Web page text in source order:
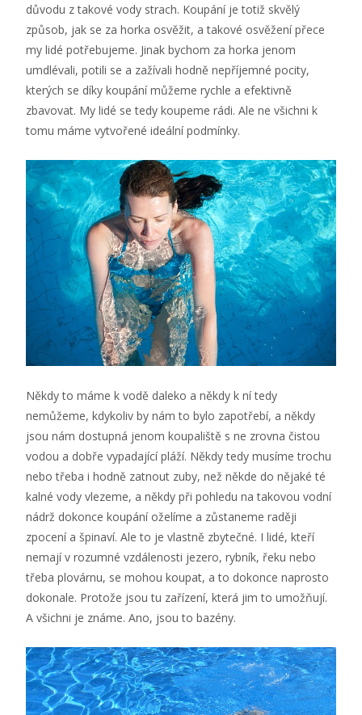
důvodu z takové vody strach. Koupání je totiž skvělý
způsob, jak se za horka osvěžit, a takové osvěžení přece
my lidé potřebujeme. Jinak bychom za horka jenom
umdlévali, potili se a zažívali hodně nepříjemné pocity,
kterých se díky koupání můžeme rychle a efektivně
zbavovat. My lidé se tedy koupeme rádi. Ale ne všichni k
tomu máme vytvořené ideální podmínky.
Někdy to máme k vodě daleko a někdy k ní tedy
nemůžeme, kdykoliv by nám to bylo zapotřebí, a někdy
jsou nám dostupná jenom koupaliště s ne zrovna čistou
vodou a dobře vypadající pláží. Někdy tedy musíme trochu
nebo třeba i hodně zatnout zuby, než někde do nějaké té
kalné vody vlezeme, a někdy při pohledu na takovou vodní
nádrž dokonce koupání oželíme a zůstaneme raději
zpocení a špinaví. Ale to je vlastně zbytečné. I lidé, kteří
nemají v rozumné vzdálenosti jezero, rybník, řeku nebo
třeba plovárnu, se mohou koupat, a to dokonce naprosto
dokonale. Protože jsou tu zařízení, která jim to umožňují.
A všichni je známe. Ano, jsou to bazény.